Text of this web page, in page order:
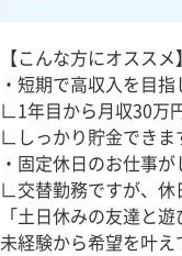
【こんな方にオススメ】
・短期で高収入を目
∟1年目から月収30万
∟しっかり貯金できま
・固定休日のお仕事
∟交替勤務ですが、休
「土日休みの友達と
未経験から希望を叶え